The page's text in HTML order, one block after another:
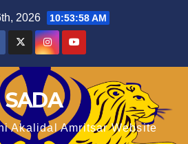
2026 10:53:59 AM
SADA
Akalidal Amritsar Website